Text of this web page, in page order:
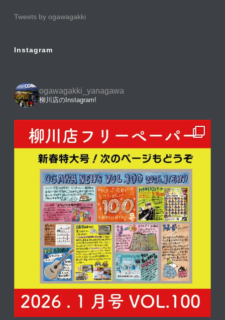
Tweets by ogawagakki
Instagram
ogawagakki_yanagawa
柳川店のInstagram!